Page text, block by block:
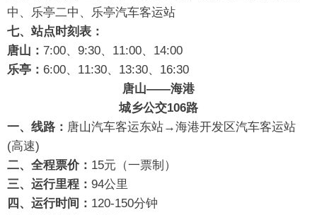
中、乐亭二中、乐亭汽车客运站
七、站点时刻表：
唐山： 7:00、9:30、11:00、14:00
乐亭 ： 6:00、11:30、13:30、16:30
唐山——海港
城乡公交106路
一、线路： 唐山汽车客运东站→海港开发区汽车客运站
(高速)
二、全程票价： 15元（一票制）
三、运行里程： 94公里
四、运行时间： 120-150分钟